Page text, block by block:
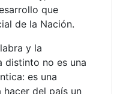
que
de la Nación.
y la
distinto no es una
es una
del país un